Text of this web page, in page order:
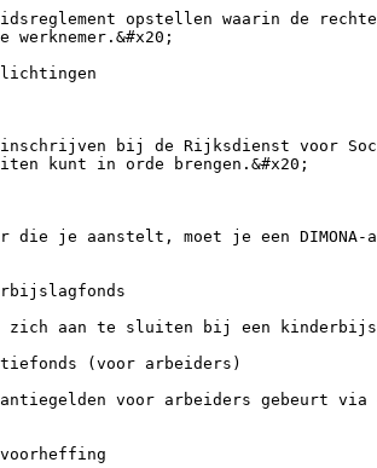
opstellen waarin de
inschrijven bij de Rijksdienst voor
kunt in orde brengen.&#x20;
die je aanstelt, moet je een
aan te sluiten bij een
(voor arbeiders)
voor arbeiders gebeurt